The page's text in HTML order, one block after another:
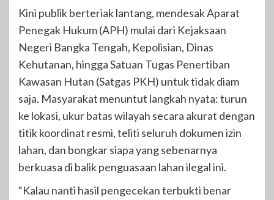
Kini publik berteriak lantang, mendesak Aparat
Penegak Hukum (APH) mulai dari Kejaksaan
Negeri Bangka Tengah, Kepolisian, Dinas
Kehutanan, hingga Satuan Tugas Penertiban
Kawasan Hutan (Satgas PKH) untuk tidak diam
saja. Masyarakat menuntut langkah nyata: turun
ke lokasi, ukur batas wilayah secara akurat dengan
titik koordinat resmi, teliti seluruh dokumen izin
lahan, dan bongkar siapa yang sebenarnya
berkuasa di balik penguasaan lahan ilegal ini.
“Kalau nanti hasil pengecekan terbukti benar